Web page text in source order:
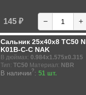
145 ₽ − +
Сальник 25x40x8 TC50
K01B-C-C NAK
В дюймах: 0.984x1.575x0.315
Тип: TC50 Материал: NBR
В наличии?: 51 шт.